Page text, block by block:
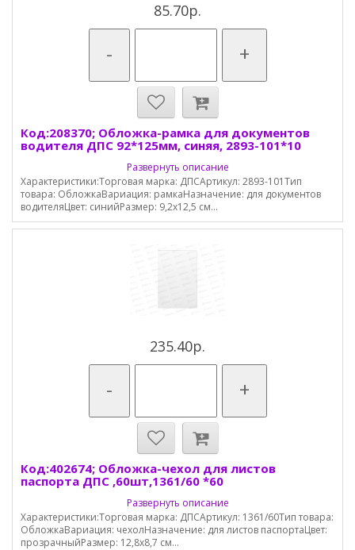
85.70р.
- +
Код:208370; Обложка-рамка для документов
водителя ДПС 92*125мм, синяя, 2893-101*10
Развернуть описание
Характеристики:Торговая марка: ДПСАртикул: 2893-101Тип
товара: ОбложкаВариация: рамкаНазначение: для документов
водителяЦвет: синийРазмер: 9,2х12,5 см...
235.40р.
- +
Код:402674; Обложка-чехол для листов
паспорта ДПС ,60шт,1361/60 *60
Развернуть описание
Характеристики:Торговая марка: ДПСАртикул: 1361/60Тип товара:
ОбложкаВариация: чехолНазначение: для листов паспортаЦвет:
прозрачныйРазмер: 12,8х8,7 см...